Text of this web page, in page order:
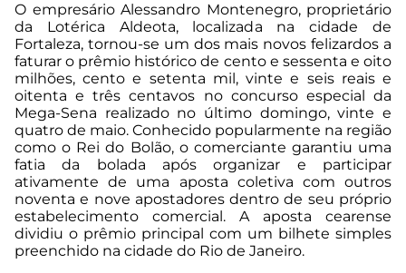
O empresário Alessandro Montenegro, proprietário
da Lotérica Aldeota, localizada na cidade de
Fortaleza, tornou-se um dos mais novos felizardos a
faturar o prêmio histórico de cento e sessenta e oito
milhões, cento e setenta mil, vinte e seis reais e
oitenta e três centavos no concurso especial da
Mega-Sena realizado no último domingo, vinte e
quatro de maio. Conhecido popularmente na região
como o Rei do Bolão, o comerciante garantiu uma
fatia da bolada após organizar e participar
ativamente de uma aposta coletiva com outros
noventa e nove apostadores dentro de seu próprio
estabelecimento comercial. A aposta cearense
dividiu o prêmio principal com um bilhete simples
preenchido na cidade do Rio de Janeiro.